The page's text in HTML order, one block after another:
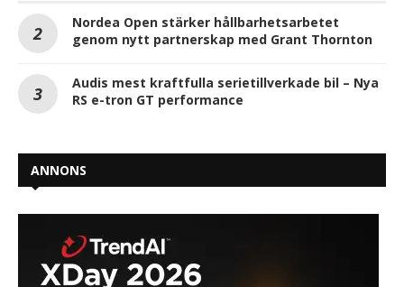
Nordea Open stärker hållbarhetsarbetet
genom nytt partnerskap med Grant Thornton
Audis mest kraftfulla serietillverkade bil – Nya
RS e-tron GT performance
ANNONS